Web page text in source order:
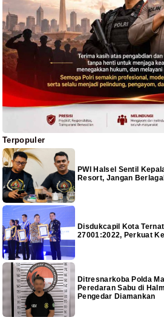
Terpopuler
PWI Halsel Sentil
Resort, Jangan
Disdukcapil Kota
27001:2022, Perkuat
Ditresnarkoba Polda
Peredaran Sabu di
Pengedar Diamankan